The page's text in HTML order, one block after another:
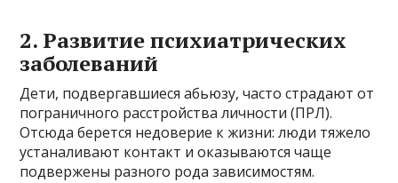
2. Развитие психиатрических
заболеваний
Дети, подвергавшиеся абьюзу, часто страдают от
пограничного расстройства личности (ПРЛ).
Отсюда берется недоверие к жизни: люди тяжело
устаналивают контакт и оказываются чаще
подвержены разного рода зависимостям.